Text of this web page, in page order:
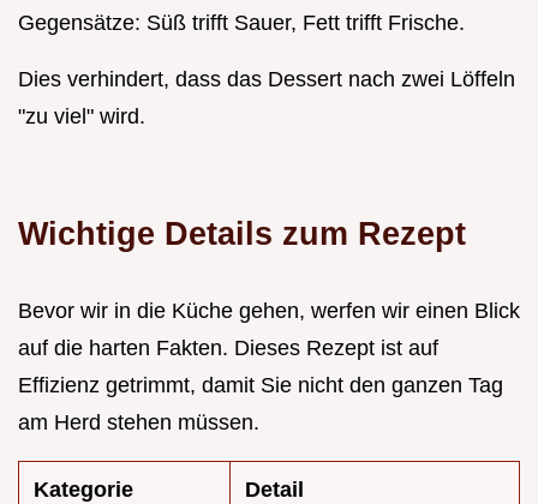
Gegensätze: Süß trifft Sauer, Fett trifft Frische.
Dies verhindert, dass das Dessert nach zwei Löffeln
"zu viel" wird.
Wichtige Details zum Rezept
Bevor wir in die Küche gehen, werfen wir einen Blick
auf die harten Fakten. Dieses Rezept ist auf
Effizienz getrimmt, damit Sie nicht den ganzen Tag
am Herd stehen müssen.
Kategorie Detail